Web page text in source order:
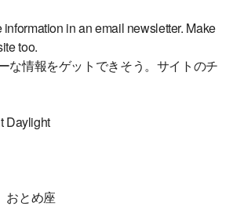
in an email newsletter. Make
too.
な情報をゲットできそう。サイトのチ
Daylight
とめ座